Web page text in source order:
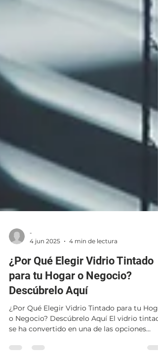
4 jun 2025
4 min de lectura
¿Por Qué Elegir Vidrio Tintado
para tu Hogar o Negocio?
Descúbrelo Aquí
¿Por Qué Elegir Vidrio Tintado para tu
se ha convertido en una de las opciones